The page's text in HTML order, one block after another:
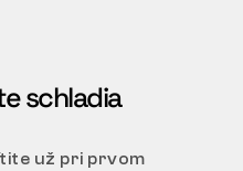
schladia
už pri prvom